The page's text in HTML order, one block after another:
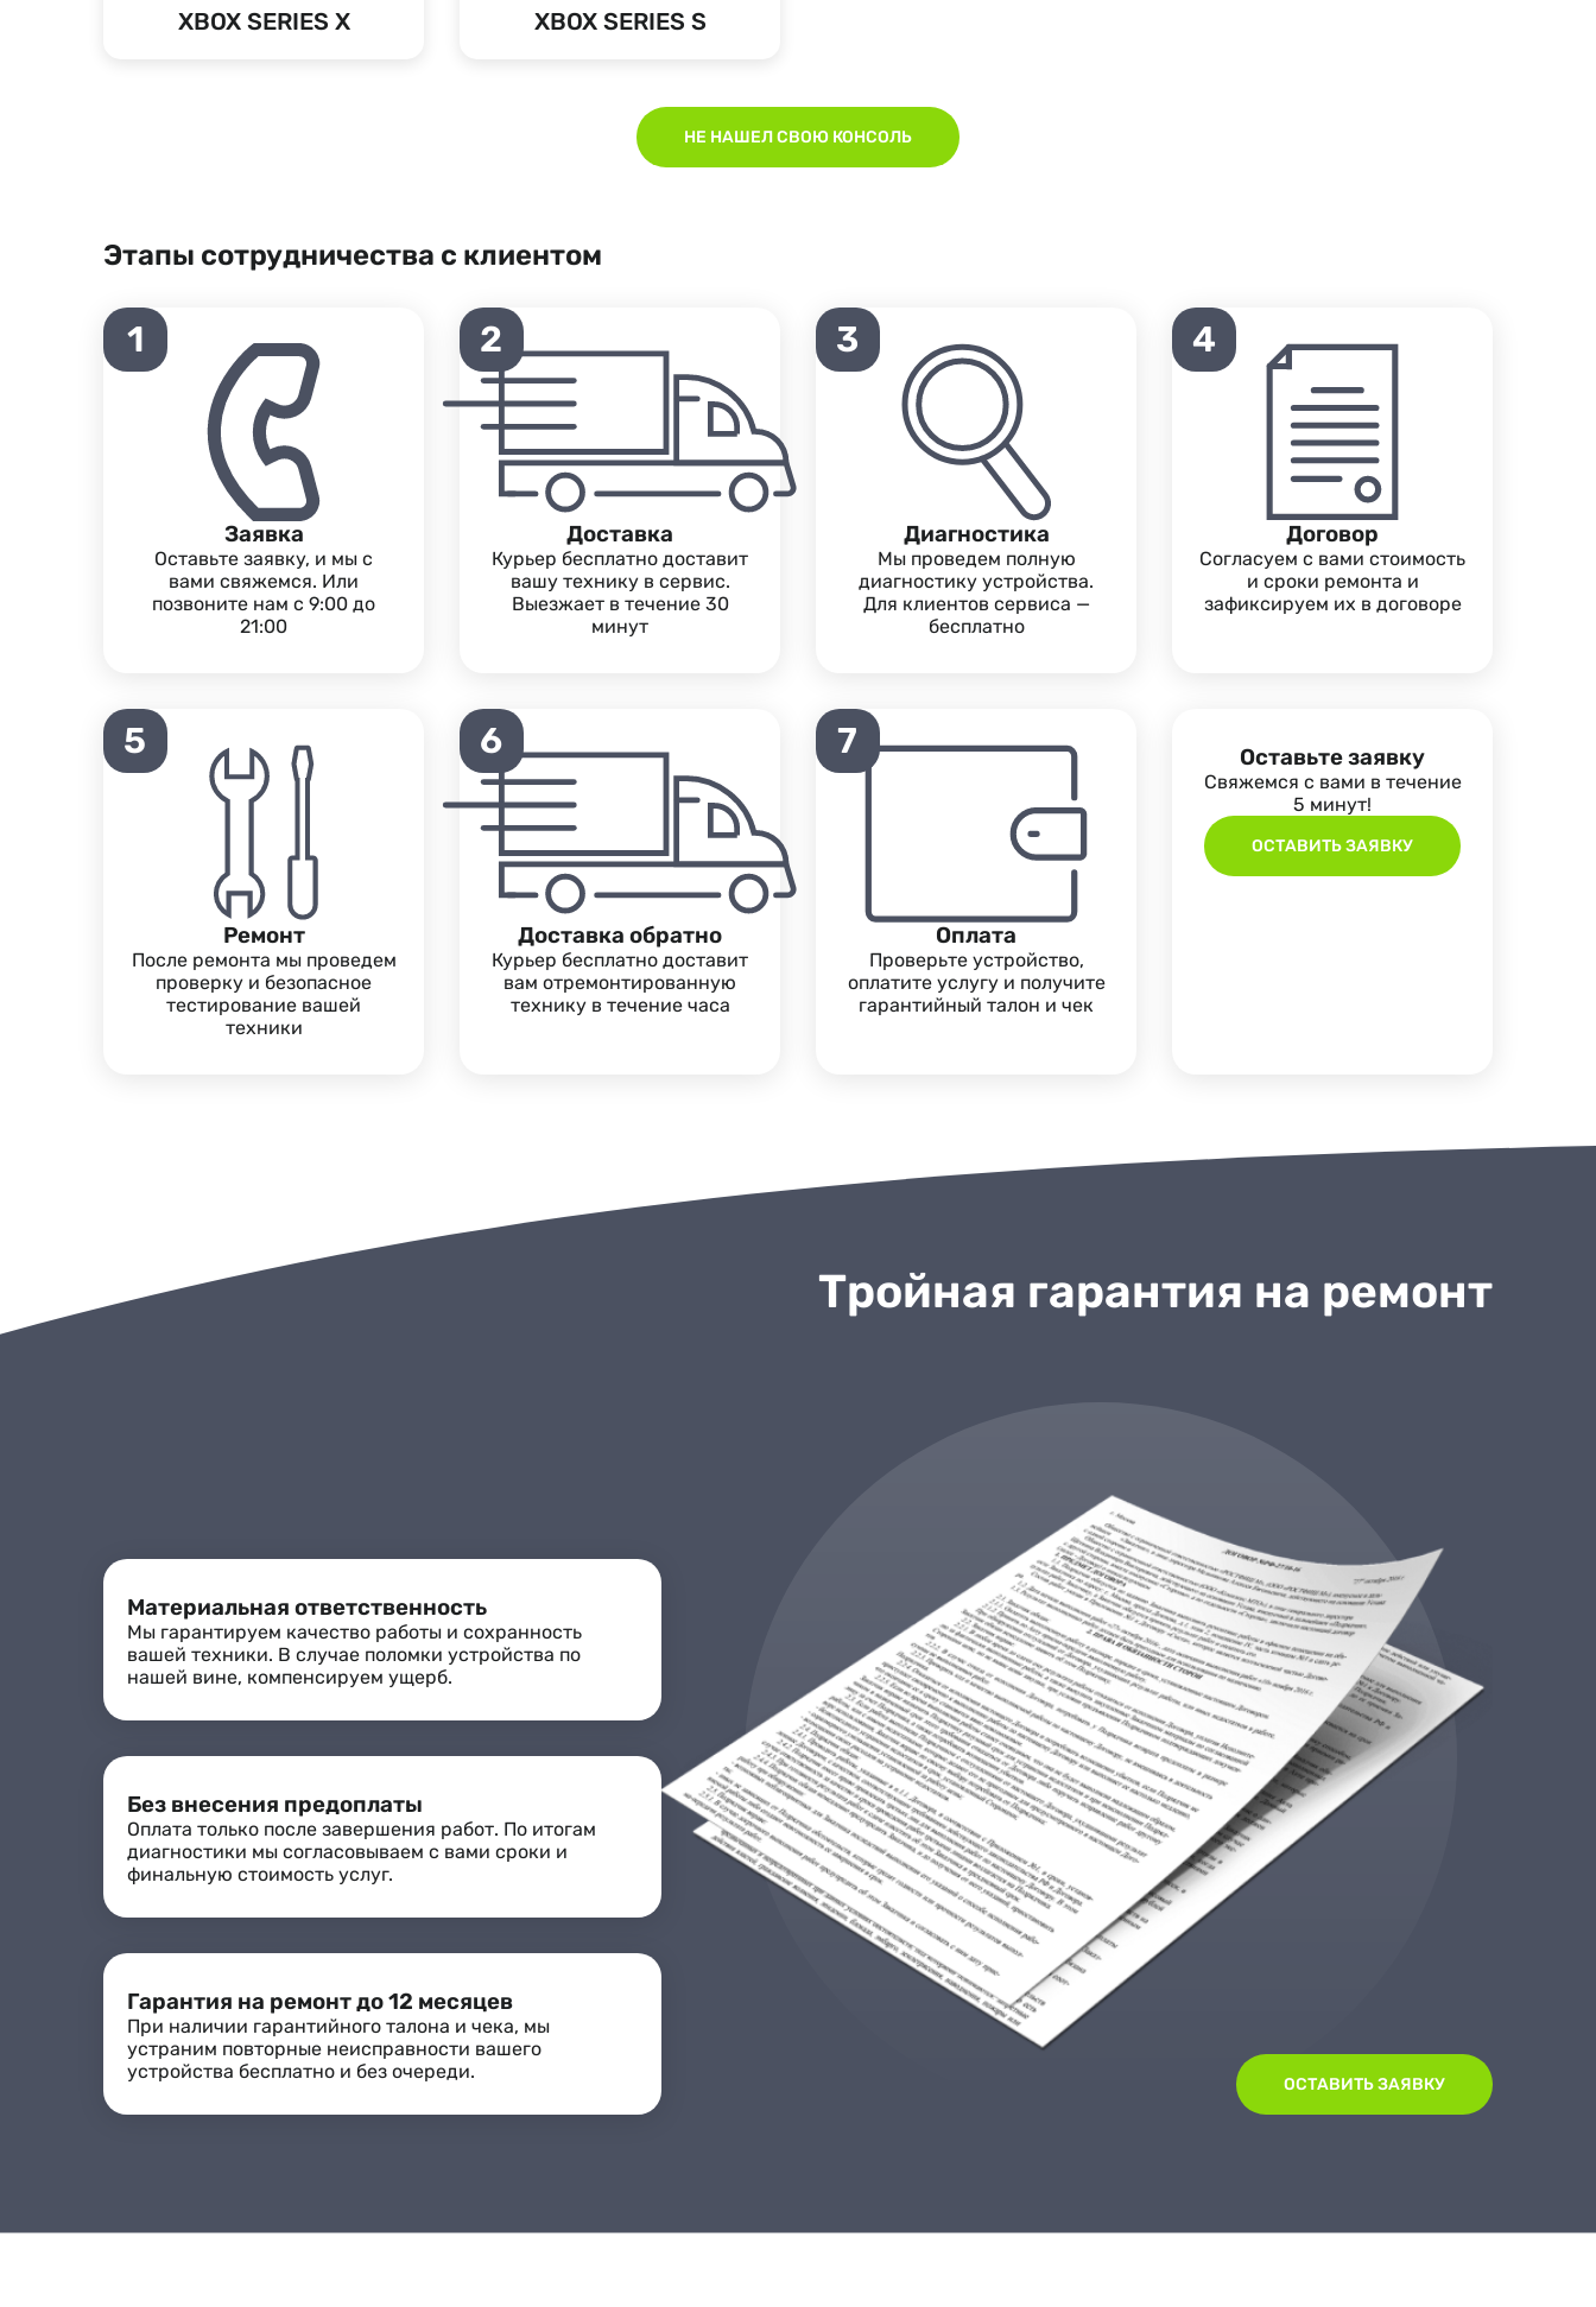
XBOX SERIES X XBOX SERIES S
НЕ НАШЕЛ СВОЮ КОНСОЛЬ
Этапы сотрудничества с клиентом
1
Заявка
Оставьте заявку, и мы с
вами свяжемся. Или
позвоните нам с 9:00 до
21:00
2
Доставка
Курьер бесплатно доставит
вашу технику в сервис.
Выезжает в течение 30
минут
3
Диагностика
Мы проведем полную
диагностику устройства.
Для клиентов сервиса —
бесплатно
4
Договор
Согласуем с вами стоимость
и сроки ремонта и
зафиксируем их в договоре
5
Ремонт
После ремонта мы проведем
проверку и безопасное
тестирование вашей
техники
6
Доставка обратно
Курьер бесплатно доставит
вам отремонтированную
технику в течение часа
7
Оплата
Проверьте устройство,
оплатите услугу и получите
гарантийный талон и чек
Оставьте заявку
Свяжемся с вами в течение
5 минут!
ОСТАВИТЬ ЗАЯВКУ
Тройная гарантия на ремонт
Материальная ответственность
Мы гарантируем качество работы и сохранность
вашей техники. В случае поломки устройства по
нашей вине, компенсируем ущерб.
Без внесения предоплаты
Оплата только после завершения работ. По итогам
диагностики мы согласовываем с вами сроки и
финальную стоимость услуг.
Гарантия на ремонт до 12 месяцев
При наличии гарантийного талона и чека, мы
устраним повторные неисправности вашего
устройства бесплатно и без очереди.
ОСТАВИТЬ ЗАЯВКУ